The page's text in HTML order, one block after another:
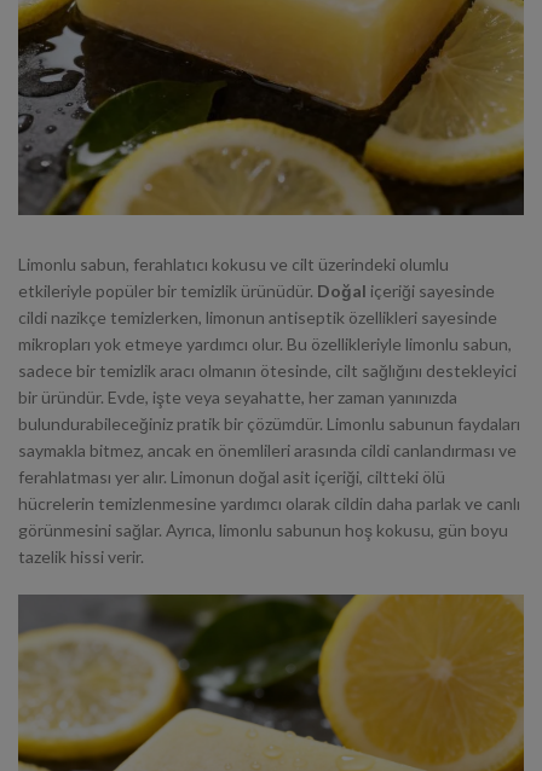
Limonlu sabun, ferahlatıcı kokusu ve cilt üzerindeki olumlu
etkileriyle popüler bir temizlik ürünüdür. Doğal içeriği sayesinde
cildi nazikçe temizlerken, limonun antiseptik özellikleri sayesinde
mikropları yok etmeye yardımcı olur. Bu özellikleriyle limonlu sabun,
sadece bir temizlik aracı olmanın ötesinde, cilt sağlığını destekleyici
bir üründür. Evde, işte veya seyahatte, her zaman yanınızda
bulundurabileceğiniz pratik bir çözümdür. Limonlu sabunun faydaları
saymakla bitmez, ancak en önemlileri arasında cildi canlandırması ve
ferahlatması yer alır. Limonun doğal asit içeriği, ciltteki ölü
hücrelerin temizlenmesine yardımcı olarak cildin daha parlak ve canlı
görünmesini sağlar. Ayrıca, limonlu sabunun hoş kokusu, gün boyu
tazelik hissi verir.